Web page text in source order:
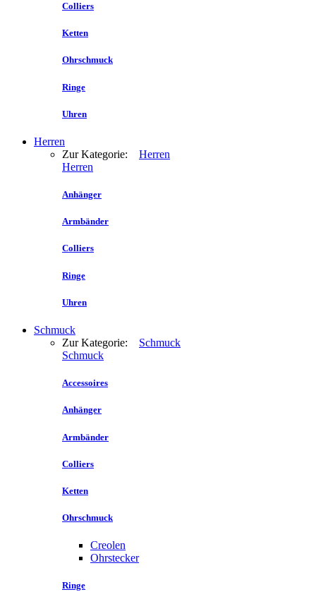
Colliers
Ketten
Ohrschmuck
Ringe
Uhren
Herren
Zur Kategorie: Herren
Herren
Anhänger
Armbänder
Colliers
Ringe
Uhren
Schmuck
Zur Kategorie: Schmuck
Schmuck
Accessoires
Anhänger
Armbänder
Colliers
Ketten
Ohrschmuck
Creolen
Ohrstecker
Ringe